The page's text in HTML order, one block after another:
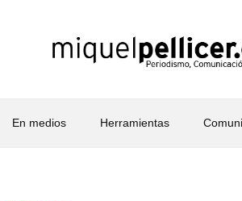
En medios Herramientas